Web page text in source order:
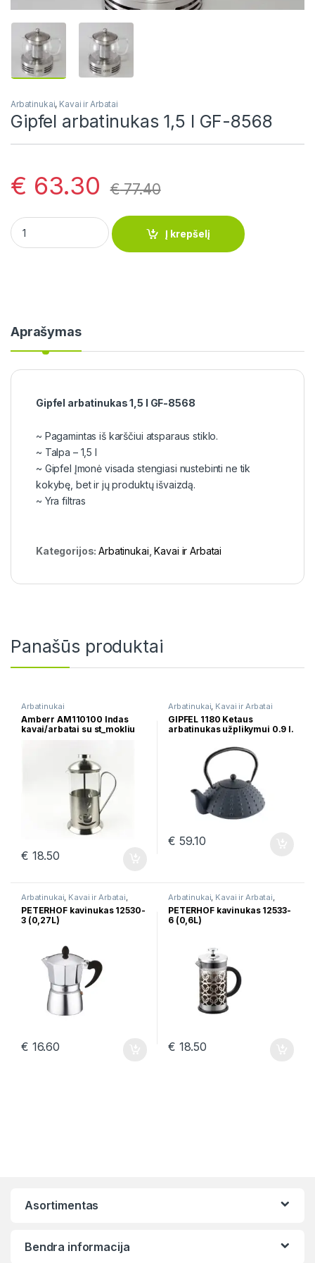
Arbatinukai, Kavai ir Arbatai
Gipfel arbatinukas 1,5 l GF-8568
€ 63.30 €77.40
Gipfel arbatinukas 1,5 l GF-8568 quantity
Į krepšelį
Aprašymas
Gipfel arbatinukas 1,5 l GF-8568
~ Pagamintas iš karščiui atsparaus stiklo.
~ Talpa – 1,5 l
~ Gipfel Įmonė visada stengiasi nustebinti ne tik
kokybę, bet ir jų produktų išvaizdą.
~ Yra filtras
Kategorijos:Arbatinukai ,Kavai ir Arbatai
Panašūs produktai
Arbatinukai
Amberr AM110100 Indas
kavai/arbatai su st_mokliu
€ 18.50
Arbatinukai, Kavai ir Arbatai
GIPFEL 1180 Ketaus
arbatinukas užplikymui 0.9 l.
€ 59.10
Arbatinukai Kavai ir Arbatai
PETERHOF kavinukas 12530-
3 (0,27L)
€ 16.60
Arbatinukai Kavai ir Arbatai
PETERHOF kavinukas 12533-
6 (0,6L)
€ 18.50
Asortimentas
Bendra informacija